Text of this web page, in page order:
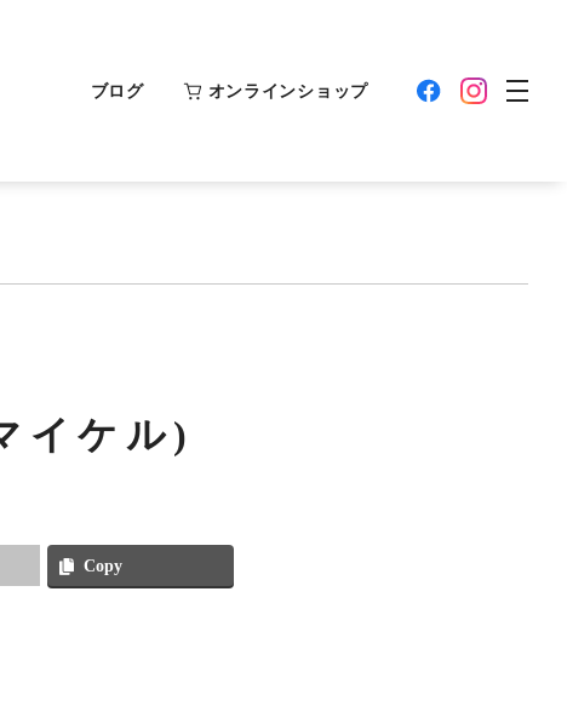
ブログ オンラインショップ
イケル)
Copy